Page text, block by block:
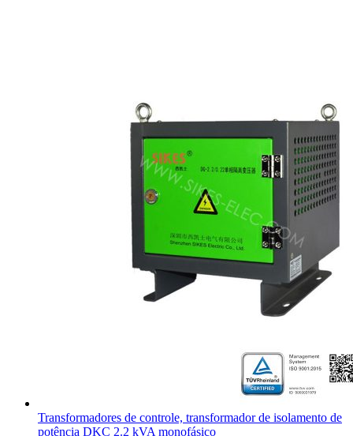
Transformadores de controle, transformador de isolamento de
potência DKC 2.2 kVA monofásico